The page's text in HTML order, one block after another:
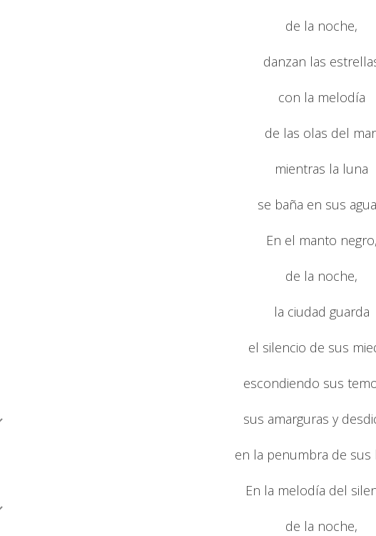
de la noche,
danzan las
con la melodía
de las olas del
mientras la luna
se baña en sus
En el manto negro,
de la noche,
la ciudad guarda
el silencio de sus
escondiendo sus
sus amarguras y
en la penumbra de sus
En la melodía del
de la noche,